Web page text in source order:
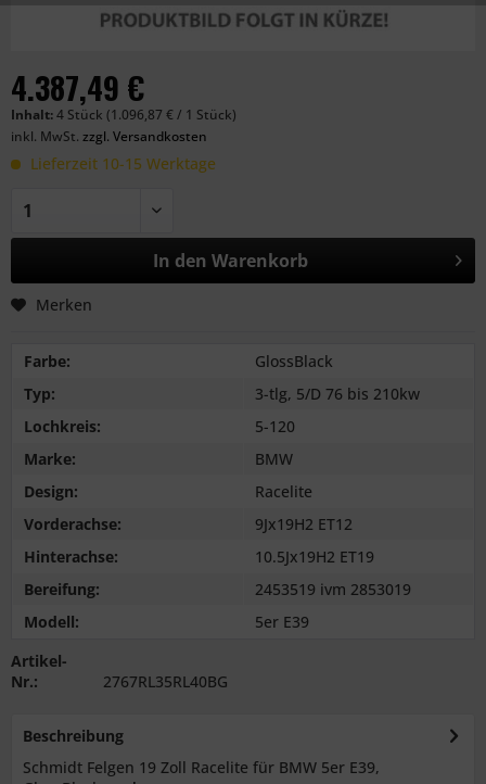
4.387,49 €
Inhalt:4 Stück (1.096,87 € / 1 Stück)
inkl. MwSt. zzgl. Versandkosten
Lieferzeit 10-15 Werktage
In den Warenkorb
Merken
Farbe:
GlossBlack
Typ:
3-tlg, 5/D 76 bis 210kw
Lochkreis:
5-120
Marke:
BMW
Design:
Racelite
Vorderachse:
9Jx19H2 ET12
Hinterachse:
10.5Jx19H2 ET19
Bereifung:
2453519 ivm 2853019
Modell:
5er E39
Artikel-
Nr.:
2767RL35RL40BG
Beschreibung
Schmidt Felgen 19 Zoll Racelite für BMW 5er E39,